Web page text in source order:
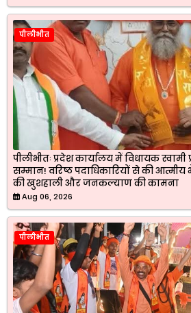
पीलीभीत
पीलीभीतः प्रदेश कार्यालय में विधायक
सम्मान! वरिष्ठ पदाधिकारियों से की आत्मीय
की खुशहाली और जनकल्याण की कामना
Aug 06, 2026
पीलीभीत